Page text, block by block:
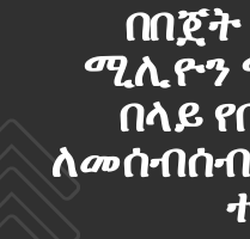
ሚሊዮን
በላይ